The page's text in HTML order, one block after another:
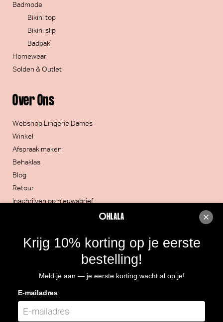
Over Ons
Webshop Lingerie Dames
Winkel
Afspraak maken
Behaklas
Blog
Retour
Inschrijven op nieuwsbrief
Badmode
Bikini top
Bikini slip
Badpak
Homewear
Solden & Outlet
051/30.32.20
Routebeschrijving
Krijg 10% korting op je eerste
bestelling!
Meld je aan — je eerste korting wacht al op je!
E-mailadres